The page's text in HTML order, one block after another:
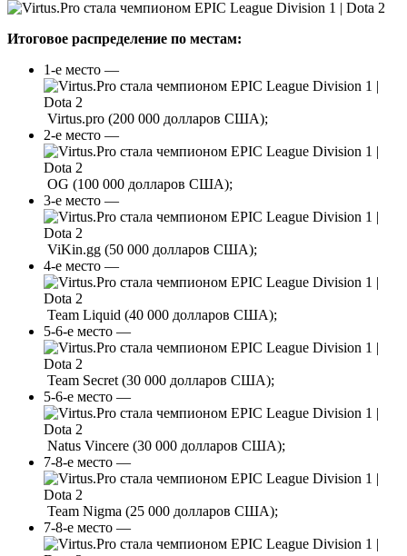
Итоговое распределение по местам:
1-е место —
Virtus.pro (200 000 долларов США);
2-е место —
OG (100 000 долларов США);
3-е место —
ViKin.gg (50 000 долларов США);
4-е место —
Team Liquid (40 000 долларов США);
5-6-е место —
Team Secret (30 000 долларов США);
5-6-е место —
Natus Vincere (30 000 долларов США);
7-8-е место —
Team Nigma (25 000 долларов США);
7-8-е место —